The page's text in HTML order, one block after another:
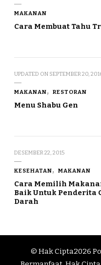
MAKANAN
Cara Membuat Tahu
UPDATED ON SEPTEMBER 20,
MAKANAN RESTORAN
Menu Shabu Gen
DESEMBER 22, 2015
KESEHATAN MAKANAN
Cara Memilih
Baik Untuk Penderita
Darah
© Hak Cipta2026